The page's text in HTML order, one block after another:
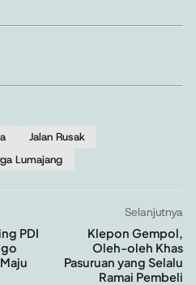
Jalan Rusak
Lumajang
PDI
Selanjutnya
Klepon Gempol,
Oleh-oleh Khas
Pasuruan yang Selalu
Ramai Pembeli